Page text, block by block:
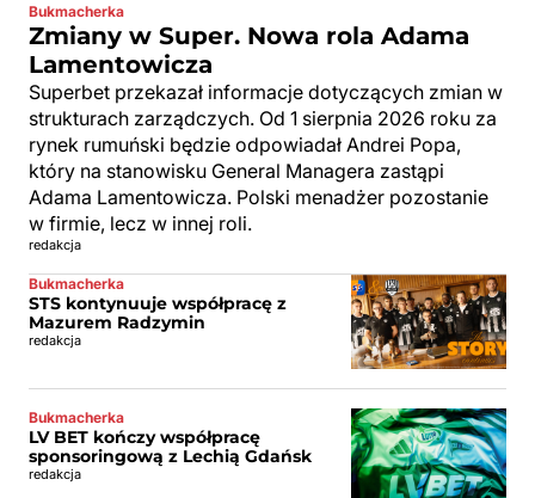
Bukmacherka
Zmiany w Super. Nowa rola Adama
Lamentowicza
Superbet przekazał informacje dotyczących zmian w
strukturach zarządczych. Od 1 sierpnia 2026 roku za
rynek rumuński będzie odpowiadał Andrei Popa,
który na stanowisku General Managera zastąpi
Adama Lamentowicza. Polski menadżer pozostanie
w firmie, lecz w innej roli.
redakcja
Bukmacherka
STS kontynuuje współpracę z
Mazurem Radzymin
redakcja
Bukmacherka
LV BET kończy współpracę
sponsoringową z Lechią Gdańsk
redakcja